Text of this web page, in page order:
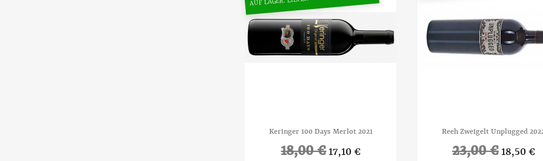
 Vorschau
Keringer 100 Days Merlot 2021
18,00 € 17,10 €
Vorschau
Reeh Zweigelt Unplugged
23,00 € 18,50 €